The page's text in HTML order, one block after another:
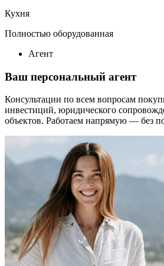
Кухня
Полностью оборудованная
Агент
Ваш персональный агент
Консультации по всем вопросам
инвестиций, юридического
объектов. Работаем напрямую — без